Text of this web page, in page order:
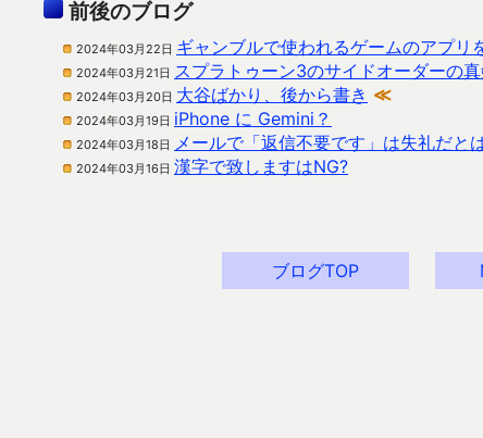
前後のブログ
2024年03月22日 ギャンブルで使われるゲームのアプ
2024年03月21日 スプラトゥーン3のサイドオーダーの
2024年03月20日 大谷ばかり、後から書き ≪
2024年03月19日 iPhone に Gemini？
2024年03月18日 メールで「返信不要です」は失礼だと
2024年03月16日 漢字で致しますはNG?
ブログTOP